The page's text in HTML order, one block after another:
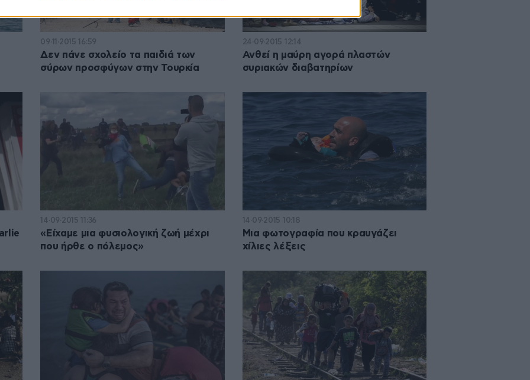
09·11·2015 16:59
Δεν πάνε σχολείο τα παιδιά των
σύρων προσφύγων στην Τουρκία
24·09·2015 12:14
Ανθεί η μαύρη αγορά πλαστών
συριακών διαβατηρίων
14·09·2015 11:36
«Είχαμε μια φυσιολογική ζωή μέχρι
που ήρθε ο πόλεμος»
14·09·2015 10:18
Μια φωτογραφία που κραυγάζει
χίλιες λέξεις